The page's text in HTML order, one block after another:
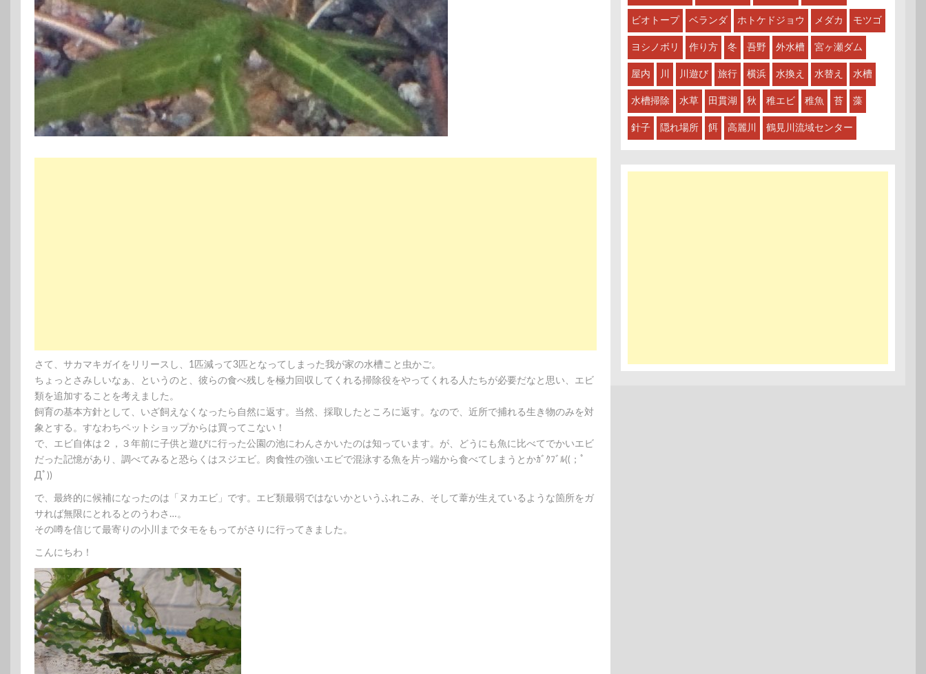
さて、サカマキガイをリリースし、1匹減って3匹となってしまった我が家の水槽こと虫かご。
ちょっとさみしいなぁ、というのと、彼らの食べ残しを極力回収してくれる掃除役をやってくれる人たちが必要だなと思い、エビ
類を追加することを考えました。
飼育の基本方針として、いざ飼えなくなったら自然に返す。当然、採取したところに返す。なので、近所で捕れる生き物のみを対
象とする。すなわちペットショップからは買ってこない！
で、エビ自体は２，３年前に子供と遊びに行った公園の池にわんさかいたのは知っています。が、どうにも魚に比べてでかいエビ
だった記憶があり、調べてみると恐らくはスジエビ。肉食性の強いエビで混泳する魚を片っ端から食べてしまうとかｶﾞｸﾌﾞﾙ((；ﾟ
Дﾟ))
で、最終的に候補になったのは「ヌカエビ」です。エビ類最弱ではないかというふれこみ、そして葦が生えているような箇所をガ
サれば無限にとれるとのうわさ…。
その噂を信じて最寄りの小川までタモをもってがさりに行ってきました。
こんにちわ！
ビオトープ ベランダ ホトケドジョウ メダカ モツゴ
ヨシノボリ 作り方 冬 吾野 外水槽 宮ヶ瀬ダム
屋内 川 川遊び 旅行 横浜 水換え 水替え 水槽
水槽掃除 水草 田貫湖 秋 稚エビ 稚魚 苔 藻
針子 隠れ場所 餌 高麗川 鶴見川流域センター